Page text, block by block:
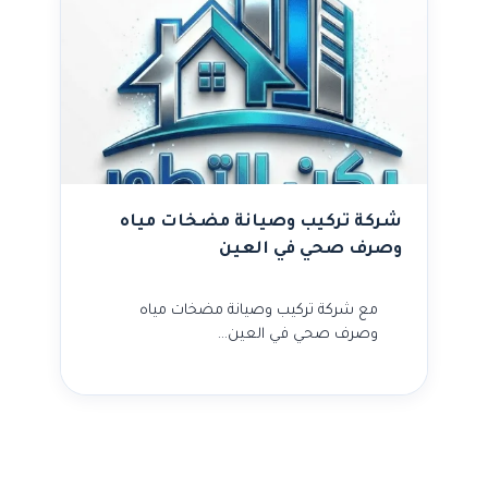
شركة تركيب وصيانة مضخات مياه
وصرف صحي في العين
مع شركة تركيب وصيانة مضخات مياه
وصرف صحي في العين…